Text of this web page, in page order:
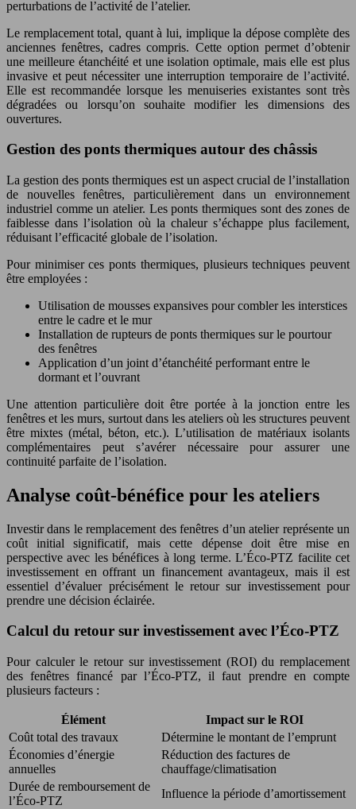
perturbations de l’activité de l’atelier.
Le remplacement total, quant à lui, implique la dépose complète des
anciennes fenêtres, cadres compris. Cette option permet d’obtenir
une meilleure étanchéité et une isolation optimale, mais elle est plus
invasive et peut nécessiter une interruption temporaire de l’activité.
Elle est recommandée lorsque les menuiseries existantes sont très
dégradées ou lorsqu’on souhaite modifier les dimensions des
ouvertures.
Gestion des ponts thermiques autour des châssis
La gestion des ponts thermiques est un aspect crucial de l’installation
de nouvelles fenêtres, particulièrement dans un environnement
industriel comme un atelier. Les ponts thermiques sont des zones de
faiblesse dans l’isolation où la chaleur s’échappe plus facilement,
réduisant l’efficacité globale de l’isolation.
Pour minimiser ces ponts thermiques, plusieurs techniques peuvent
être employées :
Utilisation de mousses expansives pour combler les interstices
entre le cadre et le mur
Installation de rupteurs de ponts thermiques sur le pourtour
des fenêtres
Application d’un joint d’étanchéité performant entre le
dormant et l’ouvrant
Une attention particulière doit être portée à la jonction entre les
fenêtres et les murs, surtout dans les ateliers où les structures peuvent
être mixtes (métal, béton, etc.). L’utilisation de matériaux isolants
complémentaires peut s’avérer nécessaire pour assurer une
continuité parfaite de l’isolation.
Analyse coût-bénéfice pour les ateliers
Investir dans le remplacement des fenêtres d’un atelier représente un
coût initial significatif, mais cette dépense doit être mise en
perspective avec les bénéfices à long terme. L’Éco-PTZ facilite cet
investissement en offrant un financement avantageux, mais il est
essentiel d’évaluer précisément le retour sur investissement pour
prendre une décision éclairée.
Calcul du retour sur investissement avec l’Éco-PTZ
Pour calculer le retour sur investissement (ROI) du remplacement
des fenêtres financé par l’Éco-PTZ, il faut prendre en compte
plusieurs facteurs :
Élément
Impact sur le ROI
Coût total des travaux
Détermine le montant de l’emprunt
Économies d’énergie
annuelles
Réduction des factures de
chauffage/climatisation
Durée de remboursement de
l’Éco-PTZ
Influence la période d’amortissement